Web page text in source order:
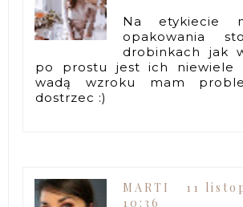
Na etykiecie
opakowania
drobinkach jak
po prostu jest ich niewiele
wadą wzroku mam
dostrzec :)
MARTI
11
10:36